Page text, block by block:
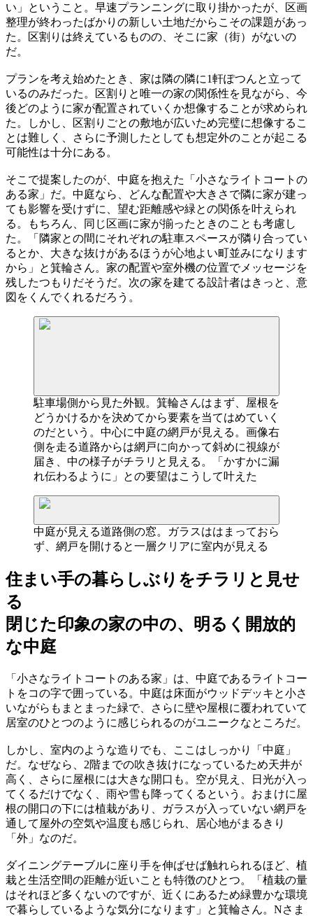
い」ということ。早速プランニングに取り掛かったが、区画
整理が終わったばかりの新しい土地だからこその課題があっ
た。区割りは終えているものの、そこに家（街）がないの
だ。
プランを考え始めたとき、家は隣の隣に1軒ぽつんと立って
いるのみだった。区割りと唯一の家の関係性を見ながら、今
後どのように家が配置されていくか想像することが求められ
た。しかし、区割りごとの敷地が広いため完璧に想像するこ
とは難しく、さらに予測したとしても想定外のことが起こる
可能性は十分にある。
そこで提案したのが、中庭を抱えた「小さなライトコートの
ある家」だ。中庭なら、どんな配置や大きさで隣に家が建っ
ても影響を受けずに、望む距離感や緑との関係を叶えられ
る。もちろん、同じ区画に家が揃ったときのことも考慮し
た。「隣家との間にそれぞれの駐車スペースが隣り合ってい
るとか、大きな抜けがあるほうが心地よい町並みになります
から」と箕輪さん。家の配置や室外機の位置でメッセージを
残したつもりだそうだ。次の家を建てる設計者はきっと、意
図をくんでくれるだろう。
駐車場側から見た外観。箕輪さんはまず、屋根を
どうかけるかを決めてから要素を当てはめていく
のだという。中心に中庭の網戸が見える。画像右
側を走る道路からは網戸に向かって斜めに視線が
届き、中の様子がチラリと見える。「かすかに漏
れ伝わるように」との要望はこうして叶えた
中庭が見える道路側の窓。ガラスははまっておら
ず、網戸を開けると一層クリアに室内が見える
住まい手の暮らしぶりをチラリと見せ
る
閉じた印象の家の中の、明るく開放的
な中庭
「小さなライトコートのある家」は、中庭であるライトコー
トをコの字で囲っている。中庭は床面がウッドデッキと小さ
いながらもまとまった緑で、さらに壁や屋根に覆われていて
居室のひとつのように感じられるのがユニークなところだ。
しかし、室内のような造りでも、ここはしっかり「中庭」
だ。なぜなら、2階までの吹き抜けになっているため天井が
高く、さらに屋根には大きな開口も。空が見え、日光が入っ
てくるだけでなく、雨や雪も降ってくるという。おまけに屋
根の開口の下には植栽があり、ガラスが入っていない網戸を
通して屋外の空気や温度も感じられ、居心地がまるきり
「外」なのだ。
ダイニングテーブルに座り手を伸ばせば触れられるほど、植
栽と生活空間の距離が近いことも特徴のひとつ。「植栽の量
はそれほど多くないのですが、近くにあるため緑豊かな環境
で暮らしているような気分になります」と箕輪さん。Nさま